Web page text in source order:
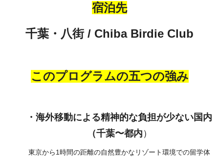
宿泊先
千葉・八街 / Chiba Birdie Club
このプログラムの五つの強み
・海外移動による精神的な負担が少ない国内
（千葉〜都内）
東京から1時間の距離の自然豊かなリゾート環境での留学体